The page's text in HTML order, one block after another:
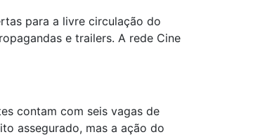
para a livre circulação do
e trailers. A rede Cine
contam com seis vagas de
assegurado, mas a ação do